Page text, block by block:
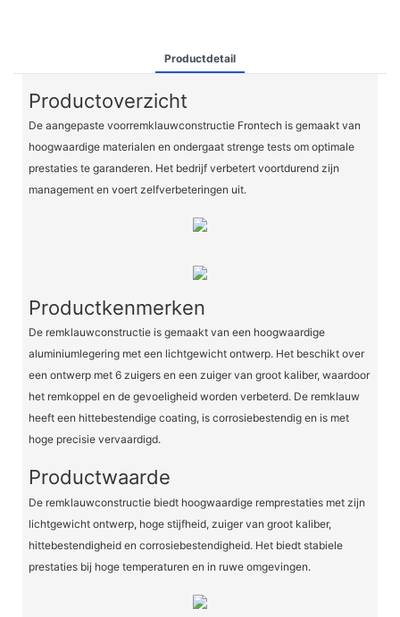
Productdetail
Productoverzicht
De aangepaste voorremklauwconstructie Frontech is gemaakt van
hoogwaardige materialen en ondergaat strenge tests om optimale
prestaties te garanderen. Het bedrijf verbetert voortdurend zijn
management en voert zelfverbeteringen uit.
Productkenmerken
De remklauwconstructie is gemaakt van een hoogwaardige
aluminiumlegering met een lichtgewicht ontwerp. Het beschikt over
een ontwerp met 6 zuigers en een zuiger van groot kaliber, waardoor
het remkoppel en de gevoeligheid worden verbeterd. De remklauw
heeft een hittebestendige coating, is corrosiebestendig en is met
hoge precisie vervaardigd.
Productwaarde
De remklauwconstructie biedt hoogwaardige remprestaties met zijn
lichtgewicht ontwerp, hoge stijfheid, zuiger van groot kaliber,
hittebestendigheid en corrosiebestendigheid. Het biedt stabiele
prestaties bij hoge temperaturen en in ruwe omgevingen.